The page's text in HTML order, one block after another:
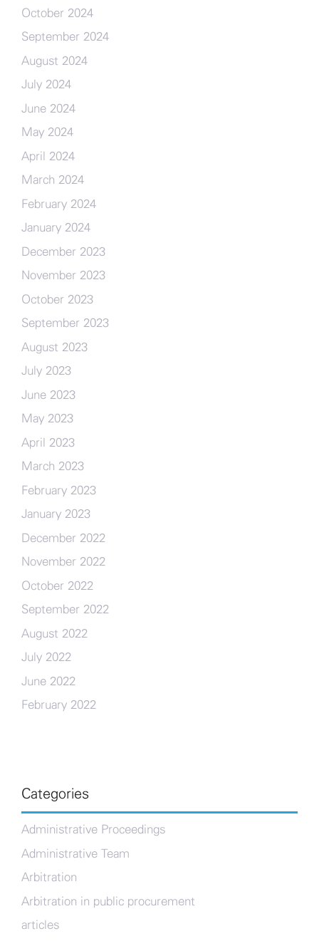
October 2024
September 2024
August 2024
July 2024
June 2024
May 2024
April 2024
March 2024
February 2024
January 2024
December 2023
November 2023
October 2023
September 2023
August 2023
July 2023
June 2023
May 2023
April 2023
March 2023
February 2023
January 2023
December 2022
November 2022
October 2022
September 2022
August 2022
July 2022
June 2022
February 2022
Categories
Administrative Proceedings
Administrative Team
Arbitration
Arbitration in public procurement
articles